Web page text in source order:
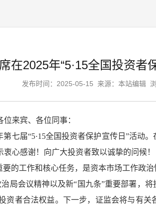
在2025年“5·15全国投资者
发布时间：2025-05-15 来源：本站编辑
来宾、各位同事：
届“5·15全国投资者保护宣传日”活动
心感谢！向广大投资者致以诚挚的问候！
工作和核心任务，是资本市场工作政治
局会议精神以及新“国九条”重要部署，
资者合法权益。下一步，证监会将与有